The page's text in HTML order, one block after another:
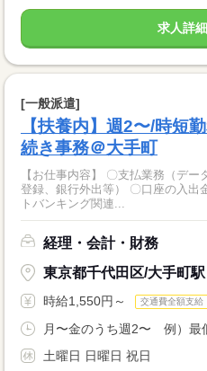
求人詳
[一般派遣]
【扶養内】週2〜/時短
続き事務＠大手町
【お仕事内容】 〇支払業務（デ
登録、銀行外出等） 〇口座の入出
トバンキング関連...
経理・会計・財務
東京都千代田区/大手町駅
時給1,550円～ 交通費全額支給
月〜金のうち週2〜 例）最
土曜日 日曜日 祝日